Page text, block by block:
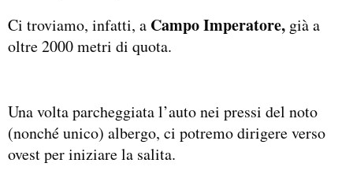
Ci troviamo, infatti, a Campo Imperatore, già a
oltre 2000 metri di quota.
Una volta parcheggiata l’auto nei pressi del noto
(nonché unico) albergo, ci potremo dirigere verso
ovest per iniziare la salita.